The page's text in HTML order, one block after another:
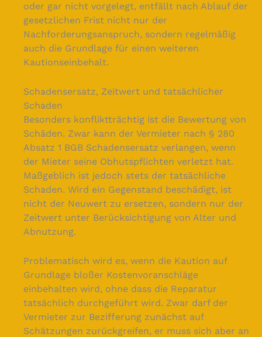
oder gar nicht vorgelegt, entfällt nach Ablauf der
gesetzlichen Frist nicht nur der
Nachforderungsanspruch, sondern regelmäßig
auch die Grundlage für einen weiteren
Kautionseinbehalt.
Schadensersatz, Zeitwert und tatsächlicher
Schaden
Besonders konfliktträchtig ist die Bewertung von
Schäden. Zwar kann der Vermieter nach § 280
Absatz 1 BGB Schadensersatz verlangen, wenn
der Mieter seine Obhutspflichten verletzt hat.
Maßgeblich ist jedoch stets der tatsächliche
Schaden. Wird ein Gegenstand beschädigt, ist
nicht der Neuwert zu ersetzen, sondern nur der
Zeitwert unter Berücksichtigung von Alter und
Abnutzung.
Problematisch wird es, wenn die Kaution auf
Grundlage bloßer Kostenvoranschläge
einbehalten wird, ohne dass die Reparatur
tatsächlich durchgeführt wird. Zwar darf der
Vermieter zur Bezifferung zunächst auf
Schätzungen zurückgreifen, er muss sich aber an